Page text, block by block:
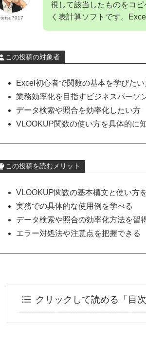
tetsu7017
視して該当したものをコ
く表計算ソフトです。
この投稿の対象者
Excel初心者で関数の基本を学びたい
業務効率化を目指すビジネスパーソ
データ検索や照合を効率化したい方​
VLOOKUP関数の使い方を具体的に
この投稿を読むメリット
VLOOKUP関数の基本構文と使い方
実務での具体的な使用例を学べる​
データ検索や照合の効率化方法を習
エラー対処法や注意点を把握できる​
クリックして読める「目次